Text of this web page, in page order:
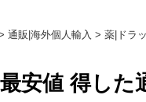
通販|海外個人輸入 > 薬|ドラ
安値 得した